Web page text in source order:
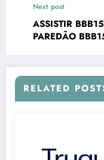
Next post
ASSISTIR
PAREDÃO
RELATED